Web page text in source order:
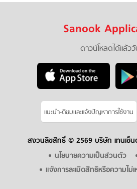
Sanook
ดาวน์โหลดได้แล้ว
แนะนำ-ติชมเเละแจ้งปัญหาการใช้งาน
สงวนลิขสิทธิ์ © 2569 บริษัท เทนเซ็
นโยบายความเป็นส่วนตัว
แจ้งการละเมิดสิทธิหรือความไม่